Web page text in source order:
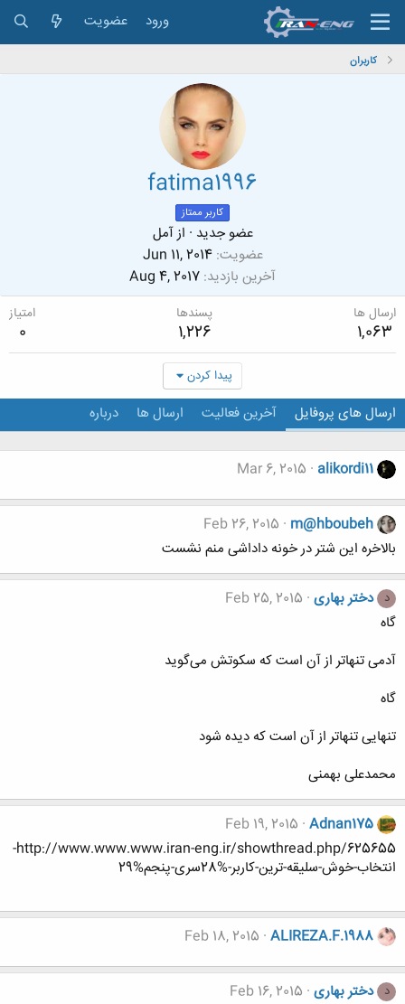
ورود عضویت
کاربران
fatima1996
کاربر ممتاز
عضو جدید · ازآمل
عضویت Jun 11, 2014
آخرین بازدید Aug 4, 2017
ارسال ها
1,063
پسندها
1,226
امتیاز
0
پیدا کردن
ارسال های پروفایل آخرین فعالیت ارسال ها درباره
alikordi11
Mar 6, 2015
m@hboubeh
Feb 26, 2015
بالاخره این شتر در خونه داداشی منم نشست
د دختر بهاری Feb 25, 2015
گاه
آدمی تنهاتر از آن است که سکوتش می‌گوید
گاه
تنهایی تنهاتر از آن است که دیده شود
محمدعلی بهمنی
Adnan175
Feb 19, 2015
http://www.www.www.iran-eng.ir/showthread.php/625655-
انتخاب-خوش-سلیقه-ترین-کاربر-%28سری-پنجم%29
ALIREZA.F.1988
Feb 18, 2015
د دختر بهاری Feb 16, 2015